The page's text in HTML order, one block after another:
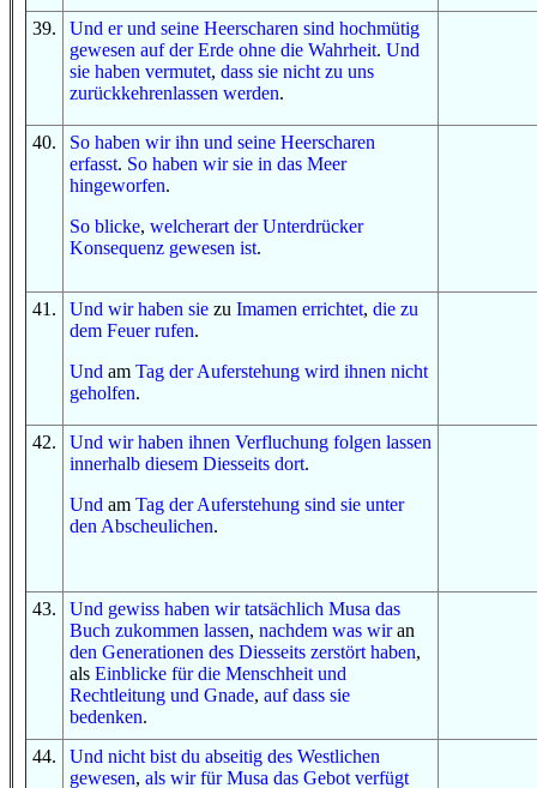
39. Und er und seine Heerscharen sind hochmütig
gewesen auf der Erde ohne die Wahrheit. Und
sie haben vermutet, dass sie nicht zu uns
zurückkehrenlassen werden.
40. So haben wir ihn und seine Heerscharen
erfasst. So haben wir sie in das Meer
hingeworfen.
So blicke, welcherart der Unterdrücker
Konsequenz gewesen ist.
41 . Und wir haben sie zu Imamen errichtet, die zu
dem Feuerrufen.
Und am Tag der Auferstehung wird ihnen nicht
geholfen.
42. Und wir haben ihnen Verfluchung folgen lassen
innerhalb diesem Diesseits dort.
Und am Tag der Auferstehung sind sie unter
den Abscheulichen.
43. Und gewiss haben wir tatsächlich Musa das
Buch zukommen lassen, nachdem was wiran
den Generationen des Diesseits zerstört haben,
als Einblicke fürdie Menschheit und
Rechtleitung und Gnade, auf dass sie
bedenken.
44. Und nicht bist du abseitig des Westlichen
gewesen, als wir fürMusa das Gebot verfügt